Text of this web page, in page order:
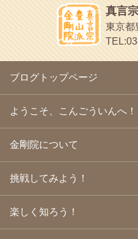
2010年5月(22)
2010年4月(25)
2010年3月
(22)
2010年2月(23)
2010年1月(23)
(18)
2009年11月
(20)
2009年10月(20)
2009年9月 (20)
2009年6月(22)
2009年5月(20)
2009年4月
(24)
2009年3月(21)
2009年2月(19)
2009年1月(25)
放言じゃなくて和尚さんの名前
面白いサイトみつけたよ。
ヘェ～という感じ
chocolab.Air♪DIALY
ラブラドールのワンちゃんがか
真言
東京都
ブログトップページ
ようこそ、こんごういんへ！
金剛院について
挑戦してみよう！
楽しく知ろう！